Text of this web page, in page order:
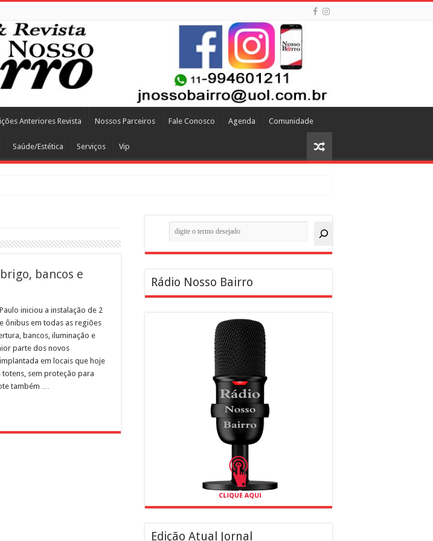
Anteriores Revista Nossos Parceiros Fale Conosco Agenda Comunidade
Saúde/Estética Serviços Vip
bancos e
iniciou a instalação de 2
ônibus em todas as regiões
bancos, iluminação e
parte dos novos
em locais que hoje
sem proteção para
também …
Pesquisar
Rádio Nosso Bairro
Edição Atual Jornal